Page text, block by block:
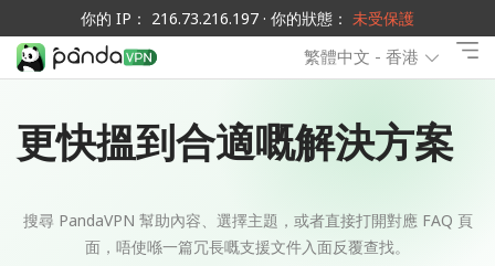
你的 IP： 216.73.216.197 · 你的狀態： 未受保護
繁體中文 - 香港
更快搵到合適嘅解決方案
搜尋 PandaVPN 幫助內容、選擇主題，或者直接打開對應 FAQ 頁
面，唔使喺一篇冗長嘅支援文件入面反覆查找。